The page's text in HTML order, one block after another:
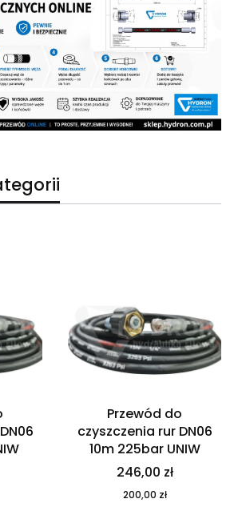
Przewód do
czyszczenia rur DN06
10m 225bar UNIW
246,00 zł
200,00 zł